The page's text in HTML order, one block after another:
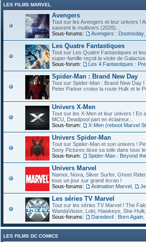
LES FILMS MARVEL
Avengers
Tout sur les Avengers et leur univers !
sauvent le multivers (2026)...
Sous-forums:
Avengers : Doomsday
Les Quatre Fantastiques
Tout sur Les Quatre Fantastiques et
super-famille reçoit la visite de Galactus
Sous-forum:
Les 4 Fantastiques :
Spider-Man : Brand New Day
Tout sur Spider-Man : Brand New Day
Peter Parker croise la route Hulk et le
Univers X-Men
Tout sur les X-Men et leur univers ! En
MCU, Deadpool part en éclaireur...
Sous-forum:
X-Men (reboot Marvel
Univers Spider-Man
Tout sur Spider-Man et son univers !
Sony Pictures tisse sa toile dans tous
Sous-forum:
Spider-Man : Beyond
Univers Marvel
Namor, Nova, Silver Surfer, Ghost
tous un jour sur grand écran !
Sous-forums:
Animation Marvel
Les séries TV Marvel
Tout sur les séries TV Marvel ! The
WandaVision, Loki, Hawkeye, She-Hulk,
Sous-forums:
Daredevil : Born Again
LES FILMS DC COMICS